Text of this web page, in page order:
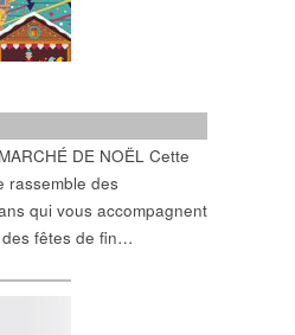
DE NOËL Cette
rassemble des
qui vous accompagnent
fêtes de fin…